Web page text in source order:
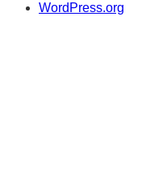
WordPress.org